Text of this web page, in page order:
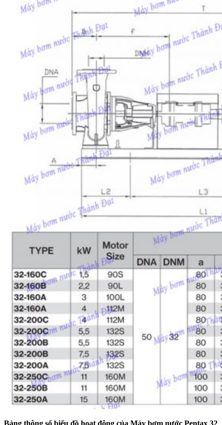
Bảng thông số biểu đồ hoạt động của Máy bơm nước Pentax 32